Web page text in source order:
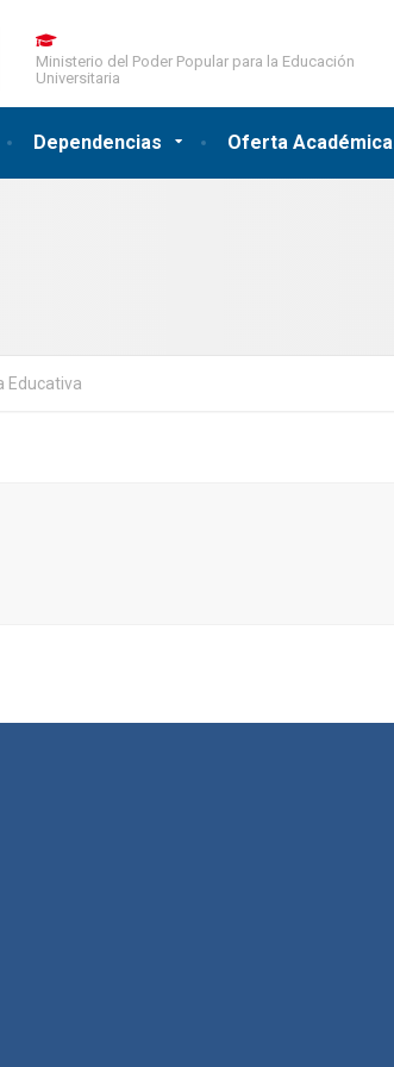
Dependencias Oferta Académica
Ministerio del Poder Popular para la Educación
Universitaria
Educativa